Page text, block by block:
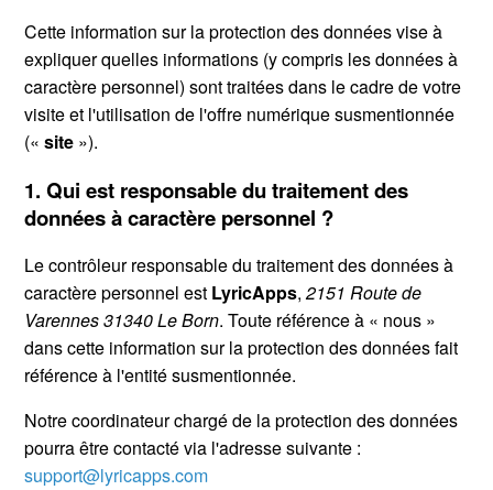
Cette information sur la protection des données vise à
expliquer quelles informations (y compris les données à
caractère personnel) sont traitées dans le cadre de votre
visite et l'utilisation de l'offre numérique susmentionnée
(«site »).
1. Qui est responsable du traitement des
données à caractère personnel ?
Le contrôleur responsable du traitement des données à
caractère personnel est LyricApps,2151 Route de
Varennes 31340 Le Born. Toute référence à « nous »
dans cette information sur la protection des données fait
référence à l'entité susmentionnée.
Notre coordinateur chargé de la protection des données
pourra être contacté via l'adresse suivante :
support@lyricapps.com